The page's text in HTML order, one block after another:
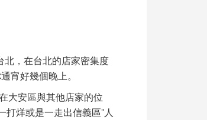
北，在台北的店家密集度
宵好幾個晚上。
大安區與其他店家的位
打烊或是一走出信義區"人